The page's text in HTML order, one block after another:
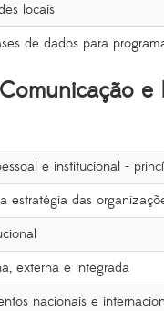
locais
de dados para
e
e institucional -
estratégia das
externa e integrada
nacionais e